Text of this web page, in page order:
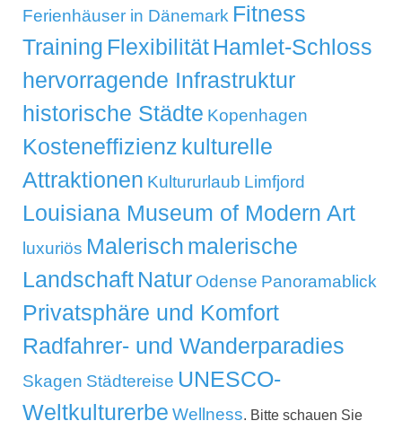
Ferienhäuser in Dänemark Fitness
Training Flexibilität Hamlet-Schloss
hervorragende Infrastruktur
historische Städte Kopenhagen
Kosteneffizienz kulturelle
Attraktionen Kultururlaub Limfjord
Louisiana Museum of Modern Art
luxuriös Malerisch malerische
Landschaft Natur Odense Panoramablick
Privatsphäre und Komfort
Radfahrer- und Wanderparadies
Skagen Städtereise UNESCO-
Weltkulturerbe Wellness. Bitte schauen Sie